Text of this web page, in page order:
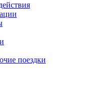
поездки